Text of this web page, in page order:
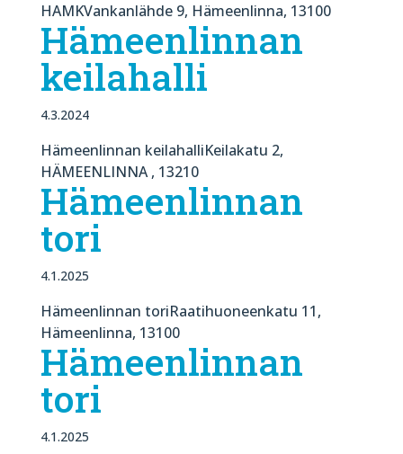
HAMKVankanlähde 9, Hämeenlinna, 13100
Hämeenlinnan
keilahalli
4.3.2024
Hämeenlinnan keilahalliKeilakatu 2,
HÄMEENLINNA , 13210
Hämeenlinnan
tori
4.1.2025
Hämeenlinnan toriRaatihuoneenkatu 11,
Hämeenlinna, 13100
Hämeenlinnan
tori
4.1.2025